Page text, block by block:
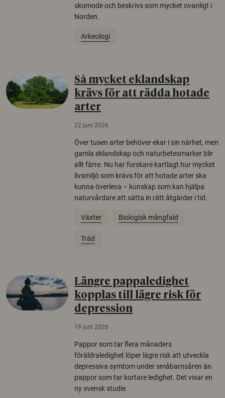
skomode och beskrivs som mycket ovanligt i
Norden.
Arkeologi
Så mycket eklandskap
krävs för att rädda hotade
arter
22 juni 2026
Över tusen arter behöver ekar i sin närhet, men
gamla eklandskap och naturbetesmarker blir
allt färre. Nu har forskare kartlagt hur mycket
livsmiljö som krävs för att hotade arter ska
kunna överleva – kunskap som kan hjälpa
naturvårdare att sätta in rätt åtgärder i tid.
Växter Biologisk mångfald
Träd
Längre pappaledighet
kopplas till lägre risk för
depression
19 juni 2026
Pappor som tar flera månaders
föräldraledighet löper lägre risk att utveckla
depressiva symtom under småbarnsåren än
pappor som tar kortare ledighet. Det visar en
ny svensk studie.